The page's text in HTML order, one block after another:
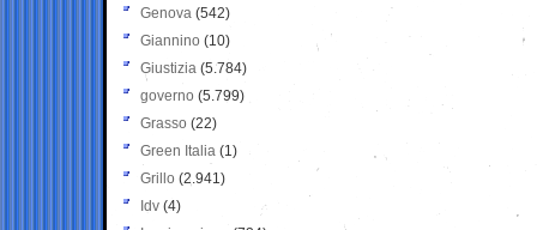
Genova (542)
Giannino (10)
Giustizia (5.784)
governo (5.799)
Grasso (22)
Green Italia (1)
Grillo (2.941)
Idv (4)